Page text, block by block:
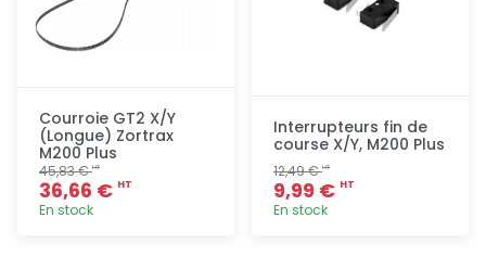
Courroie GT2 X/Y
(Longue) Zortrax
M200 Plus
45,83 €HT
36,66 € HT
En stock
Interrupteurs fin de
course X/Y, M200 Plus
12,49 €HT
9,99 € HT
En stock